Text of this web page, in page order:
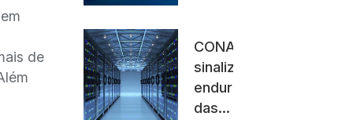
de
bilhões
e faz
parceria
com
CONAMA
sinaliza
endurecimento
das